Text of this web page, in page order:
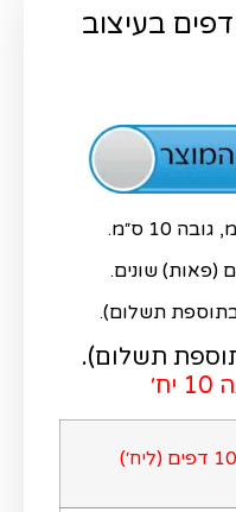
קוביית ממו 1000 דפים בעיצוב
גובה 10 ס״מ.
תשלום).
תשלום).
(ליח׳)